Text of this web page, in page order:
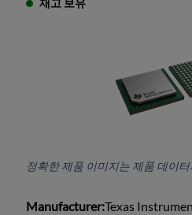
재고 보유
정확한 제품 이미지는 제품 데이
Manufacturer:Texas